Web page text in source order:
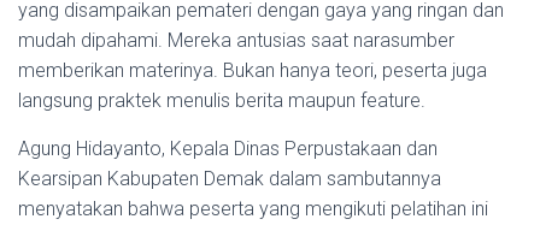
yang disampaikan pemateri dengan gaya yang ringan dan
mudah dipahami. Mereka antusias saat narasumber
memberikan materinya. Bukan hanya teori, peserta juga
langsung praktek menulis berita maupun feature.
Agung Hidayanto, Kepala Dinas Perpustakaan dan
Kearsipan Kabupaten Demak dalam sambutannya
menyatakan bahwa peserta yang mengikuti pelatihan ini